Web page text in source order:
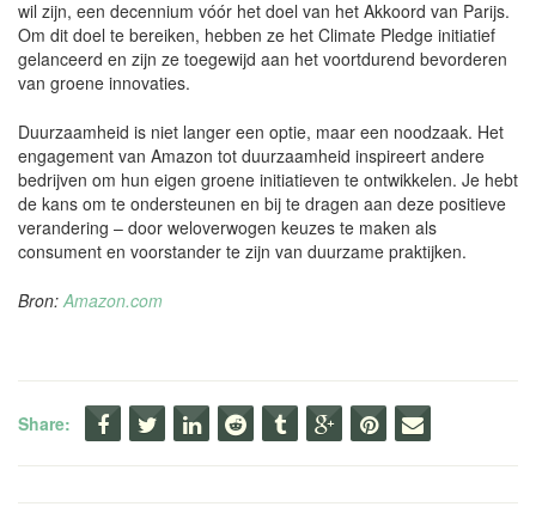
wil zijn, een decennium vóór het doel van het Akkoord van Parijs.
Om dit doel te bereiken, hebben ze het Climate Pledge initiatief
gelanceerd en zijn ze toegewijd aan het voortdurend bevorderen
van groene innovaties.
Duurzaamheid is niet langer een optie, maar een noodzaak. Het
engagement van Amazon tot duurzaamheid inspireert andere
bedrijven om hun eigen groene initiatieven te ontwikkelen. Je hebt
de kans om te ondersteunen en bij te dragen aan deze positieve
verandering – door weloverwogen keuzes te maken als
consument en voorstander te zijn van duurzame praktijken.
Bron: Amazon.com
Share: